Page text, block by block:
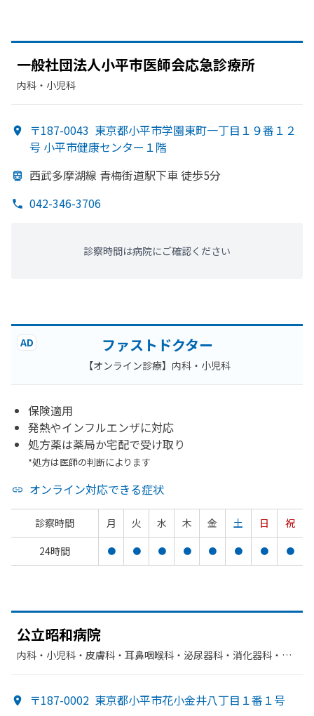
一般社団法人小平市医師会応急診療所
内科・​小児科
〒187-0043 東京都小平市学園東町一丁目１９番１２
号 小平市健康センター１階
西武多摩湖線 青梅街道駅下車 徒歩5分
042-346-3706
診察時間は病院にご確認ください
AD ファストドクター
【オンライン診療】内科・小児科
保険適用
発熱やインフルエンザに対応
処方薬は薬局か宅配で受け取り
*処方は医師の判断によります
オンライン対応できる症状
診察時間 月 火 水 木 金 土 日
祝
24時間
● ● ● ● ● ● ● ●
公立昭和病院
内科・​小児科・​皮膚科・​耳鼻咽喉科・​泌尿器科・​消化器科・​呼
腎臓内科・外科・​外科・​血液内科・​脳神経外科・​救急科・​心臓
〒187-0002 東京都小平市花小金井八丁目１番１号